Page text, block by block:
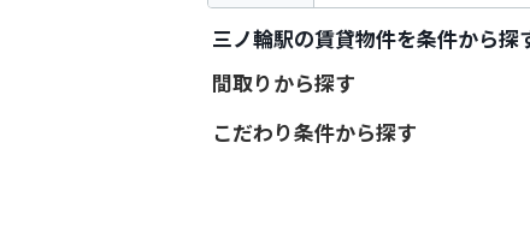
三ノ輪駅の賃貸物件を条件から探
間取りから探す
こだわり条件から探す